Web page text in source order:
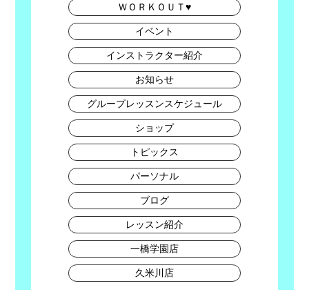
ＷＯＲＫＯＵＴ♥
イベント
インストラクター紹介
お知らせ
グループレッスンスケジュール
ショップ
トピックス
パーソナル
ブログ
レッスン紹介
一橋学園店
久米川店